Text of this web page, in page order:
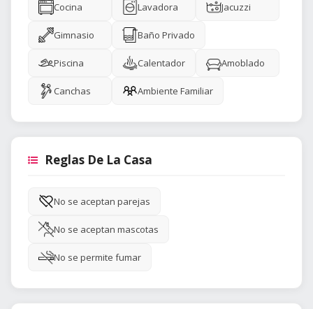
Cocina Lavadora Jacuzzi
Gimnasio Baño Privado
Piscina Calentador Amoblado
Canchas Ambiente Familiar
Reglas De La Casa
No se aceptan parejas
No se aceptan mascotas
No se permite fumar